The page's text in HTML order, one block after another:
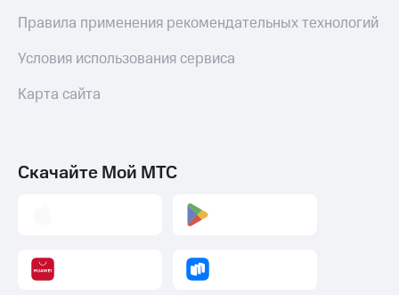
Правила применения рекомендательных технологий
Условия использования сервиса
Карта сайта
Скачайте Мой МТС